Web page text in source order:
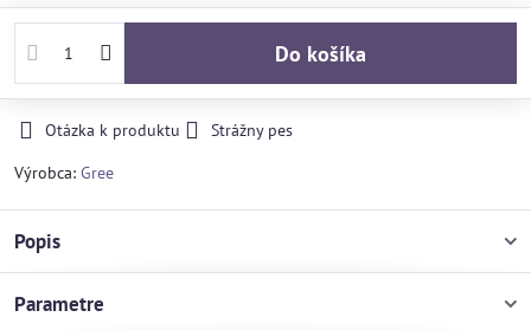
Do košíka
Otázka k produktu
Strážny pes
Výrobca: Gree
Popis
Parametre